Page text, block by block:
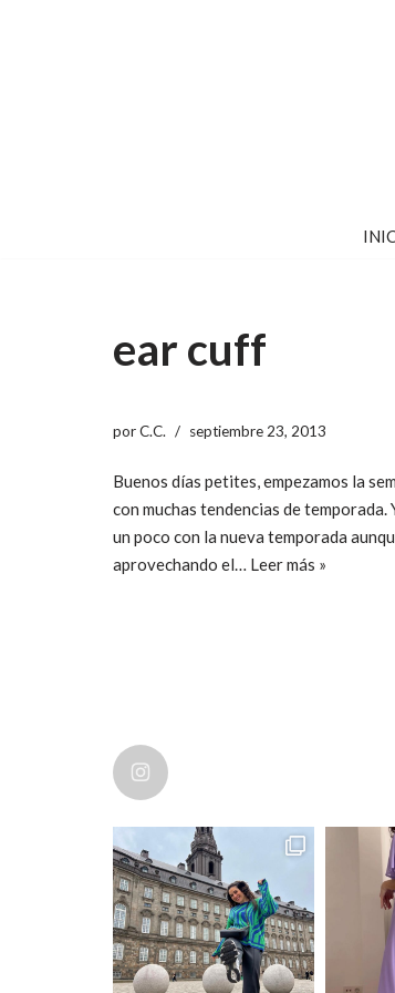
ear cuff
porC.C. septiembre 23, 2013
Buenos días petites, empezamos la
con muchas tendencias de temporada.
un poco con la nueva temporada
aprovechando el… Leer más »